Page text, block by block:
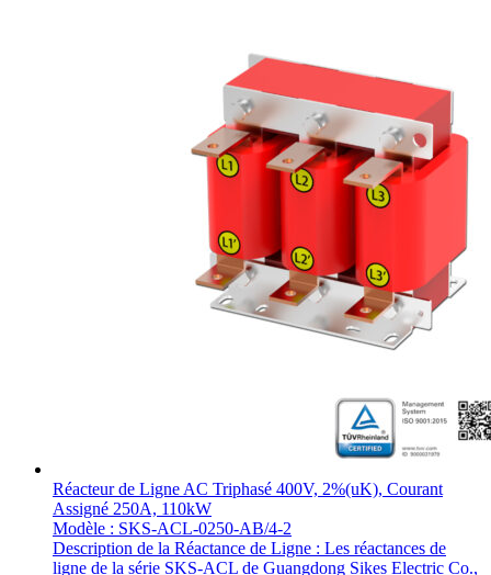
Réacteur de Ligne AC Triphasé 400V, 2%(uK), Courant
Assigné 250A, 110kW
Modèle : SKS-ACL-0250-AB/4-2
Description de la Réactance de Ligne : Les réactances de
ligne de la série SKS-ACL de Guangdong Sikes Electric Co.,